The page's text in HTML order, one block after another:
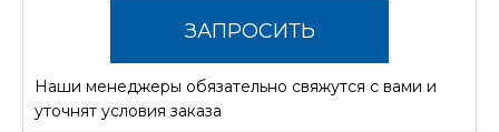
ЗАПРОСИТЬ
СТОИМОСТЬ
Наши менеджеры обязательно свяжутся с вами и
уточнят условия заказа